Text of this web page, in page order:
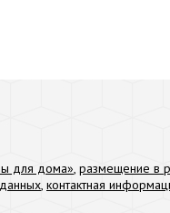
для дома», размещение в
, контактная